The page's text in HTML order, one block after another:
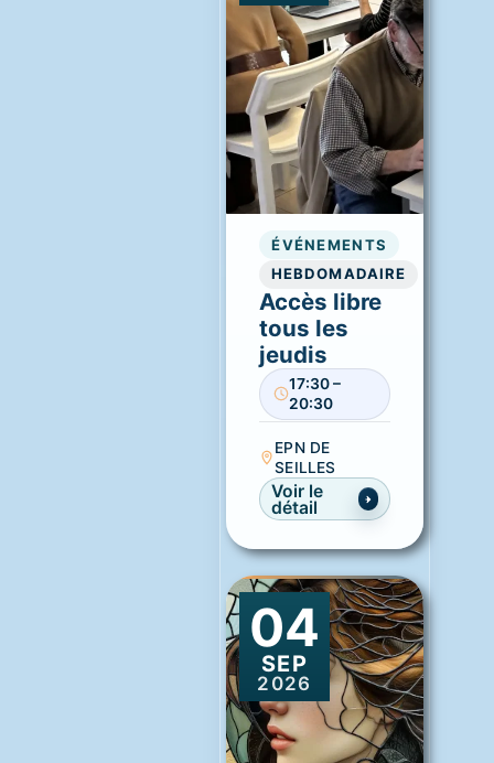
ÉVÉNEMENTS
HEBDOMADAIRE
Accès libre
tous les
jeudis
17:30 –
20:30
EPN DE
SEILLES
Voir le
détail
04
SEP
2026